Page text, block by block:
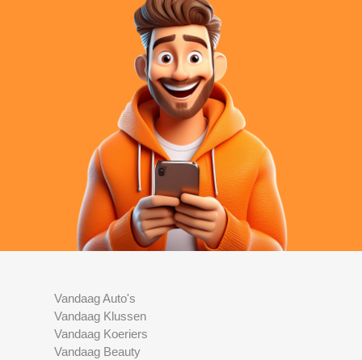
Vandaag Auto's
Vandaag Klussen
Vandaag Koeriers
Vandaag Beauty